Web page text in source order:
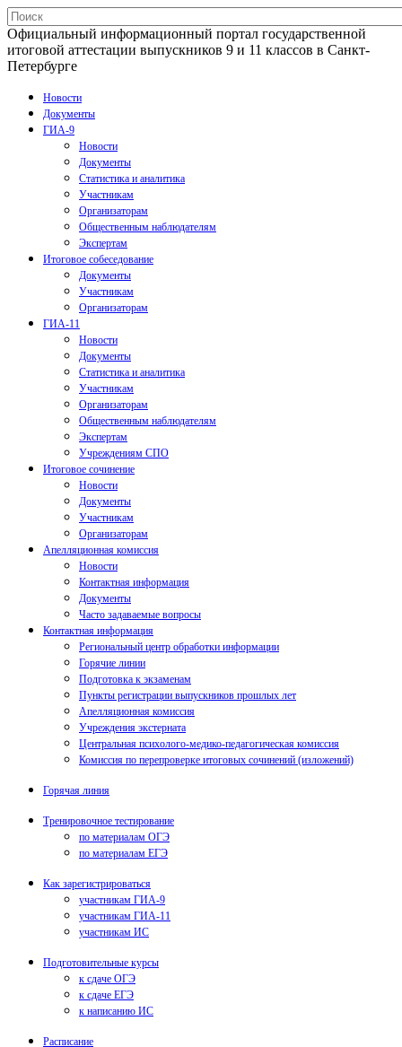
Официальный информационный портал государственной
итоговой аттестации выпускников 9 и 11 классов в Санкт-
Петербурге
Новости
Документы
ГИА-9
Новости
Документы
Статистика и аналитика
Участникам
Организаторам
Общественным наблюдателям
Экспертам
Итоговое собеседование
Документы
Участникам
Организаторам
ГИА-11
Новости
Документы
Статистика и аналитика
Участникам
Организаторам
Общественным наблюдателям
Экспертам
Учреждениям СПО
Итоговое сочинение
Новости
Документы
Участникам
Организаторам
Апелляционная комиссия
Новости
Контактная информация
Документы
Часто задаваемые вопросы
Контактная информация
Региональный центр обработки информации
Горячие линии
Подготовка к экзаменам
Пункты регистрации выпускников прошлых лет
Апелляционная комиссия
Учреждения экстерната
Центральная психолого-медико-педагогическая комиссия
Комиссия по перепроверке итоговых сочинений (изложений)
Горячая линия
Тренировочное тестирование
по материалам ОГЭ
по материалам ЕГЭ
Как зарегистрироваться
участникам ГИА-9
участникам ГИА-11
участникам ИС
Подготовительные курсы
к сдаче ОГЭ
к сдаче ЕГЭ
к написанию ИС
Расписание